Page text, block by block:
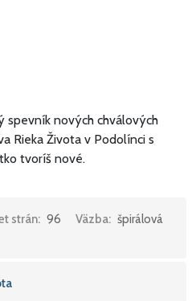
spevník nových chválových
Rieka Života v Podolínci s
tvoríš nové.
strán: 96 Väzba: špirálová